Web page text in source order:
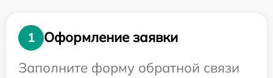
1
Оформление заявки
Заполните форму обратной связи